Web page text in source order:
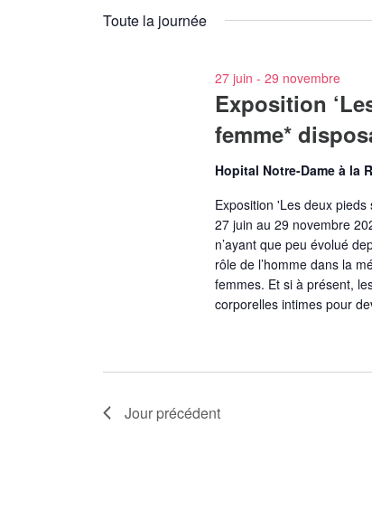
mot-
une
Toute la journée
Exposition
femme*
27 juin - 29 novembre
Hopital Notre-Dame à la
Exposition 'Les deux
27 juin au 29 novembre
n’ayant que peu évolué
rôle de l’homme dans la
femmes. Et si à présent,
corporelles intimes pour
Jour précédent